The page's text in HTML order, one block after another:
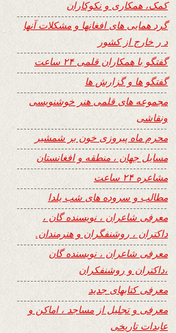
کمک، همکاری و نکوکاران
گرد همایی های افغانها و مشکلات آنها
د ر خارج از کشور
گفتگو با همکاران قلمی ۲۴ ساعت
گفتگو ها و گزارش ها
مجموعه های قلمی هنر خوشنویسی
ونقاشی
محرم ماه پیروزی خون بر شمشیر
مسایل جهان ، منطقه و افغانستان
مشاعره ۲۴ ساعت
مطالب و سروده های شب یلدا
معرفی شاعران ، نویسنده گان ،
داکتران ، روشنفگران و هنرمندان.
معرفی شاعران ، نویسنده گان
،داکتران و روشنفکران
معرفی کتابهای جدید
معرفی و تجلیل از مساجد ، اماکن و
عابدات تاریخی